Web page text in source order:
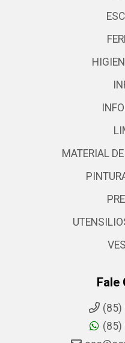
MATERIAL
Fale
(85)
(85)